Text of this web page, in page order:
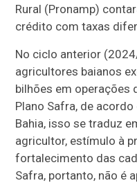
Rural (Pronamp)
crédito com taxas
No ciclo anterior
agricultores baianos
bilhões em operações
Plano Safra, de acordo
Bahia, isso se traduz
agricultor, estímulo à
fortalecimento das
Safra, portanto, não é